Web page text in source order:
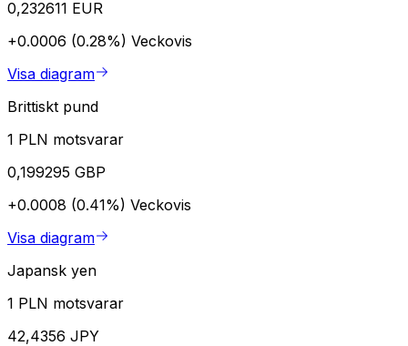
0,232611 EUR
+0.0006 (0.28%) Veckovis
Visa diagram
Brittiskt pund
1 PLN motsvarar
0,199295 GBP
+0.0008 (0.41%) Veckovis
Visa diagram
Japansk yen
1 PLN motsvarar
42,4356 JPY